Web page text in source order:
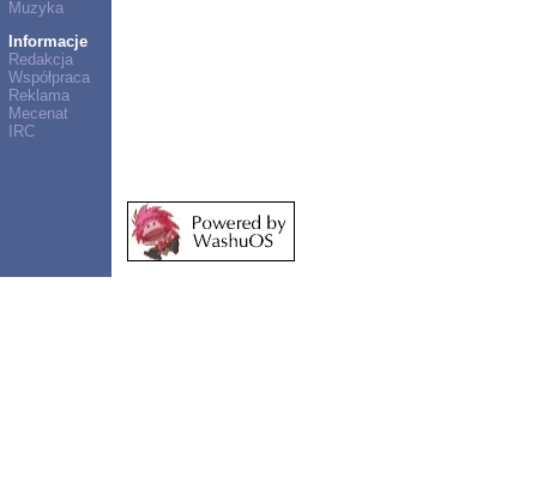
Muzyka
Informacje
Redakcja
Współpraca
Reklama
Mecenat
IRC